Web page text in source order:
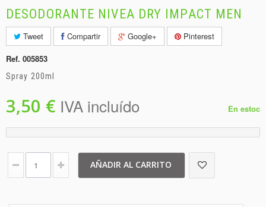
DESODORANTE NIVEA DRY IMPACT MEN
Tweet Compartir Google+
Pinterest
Ref. 005853
Spray 200ml
3,50 € IVA incluído En estoc
AÑADIR AL CARRITO